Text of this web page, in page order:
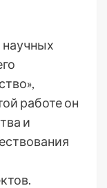
работе он
и